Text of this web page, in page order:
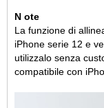
N ote
La funzione di
iPhone serie 12 e
utilizzalo senza
compatibile con